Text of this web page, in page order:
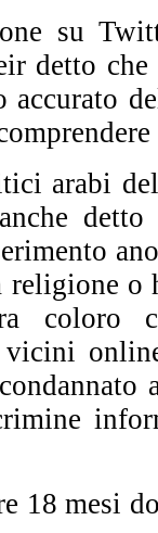
su
detto
accurato
arabi
o
coloro
18 mesi